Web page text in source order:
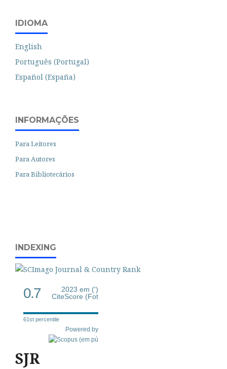
IDIOMA
English
Português (Portugal)
Español (España)
INFORMAÇÕES
Para Leitores
Para Autores
Para Bibliotecários
INDEXING
0.7
2023 em (')
CiteScore (Fot
61st percentile
Powered by
SJR